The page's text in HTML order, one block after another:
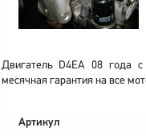
Двигатель D4EA 08 года
месячная гарантия на все
Артикул